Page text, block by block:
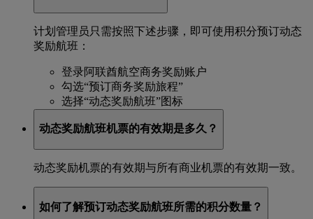
计划管理员只需按照下述步骤，即可使用积分预订动态
奖励航班：
登录阿联酋航空商务奖励账户
勾选“预订商务奖励旅程”
选择“动态奖励航班”图标
动态奖励航班机票的有效期是多久？
动态奖励机票的有效期与所有商业机票的有效期一致。
如何了解预订动态奖励航班所需的积分数量？